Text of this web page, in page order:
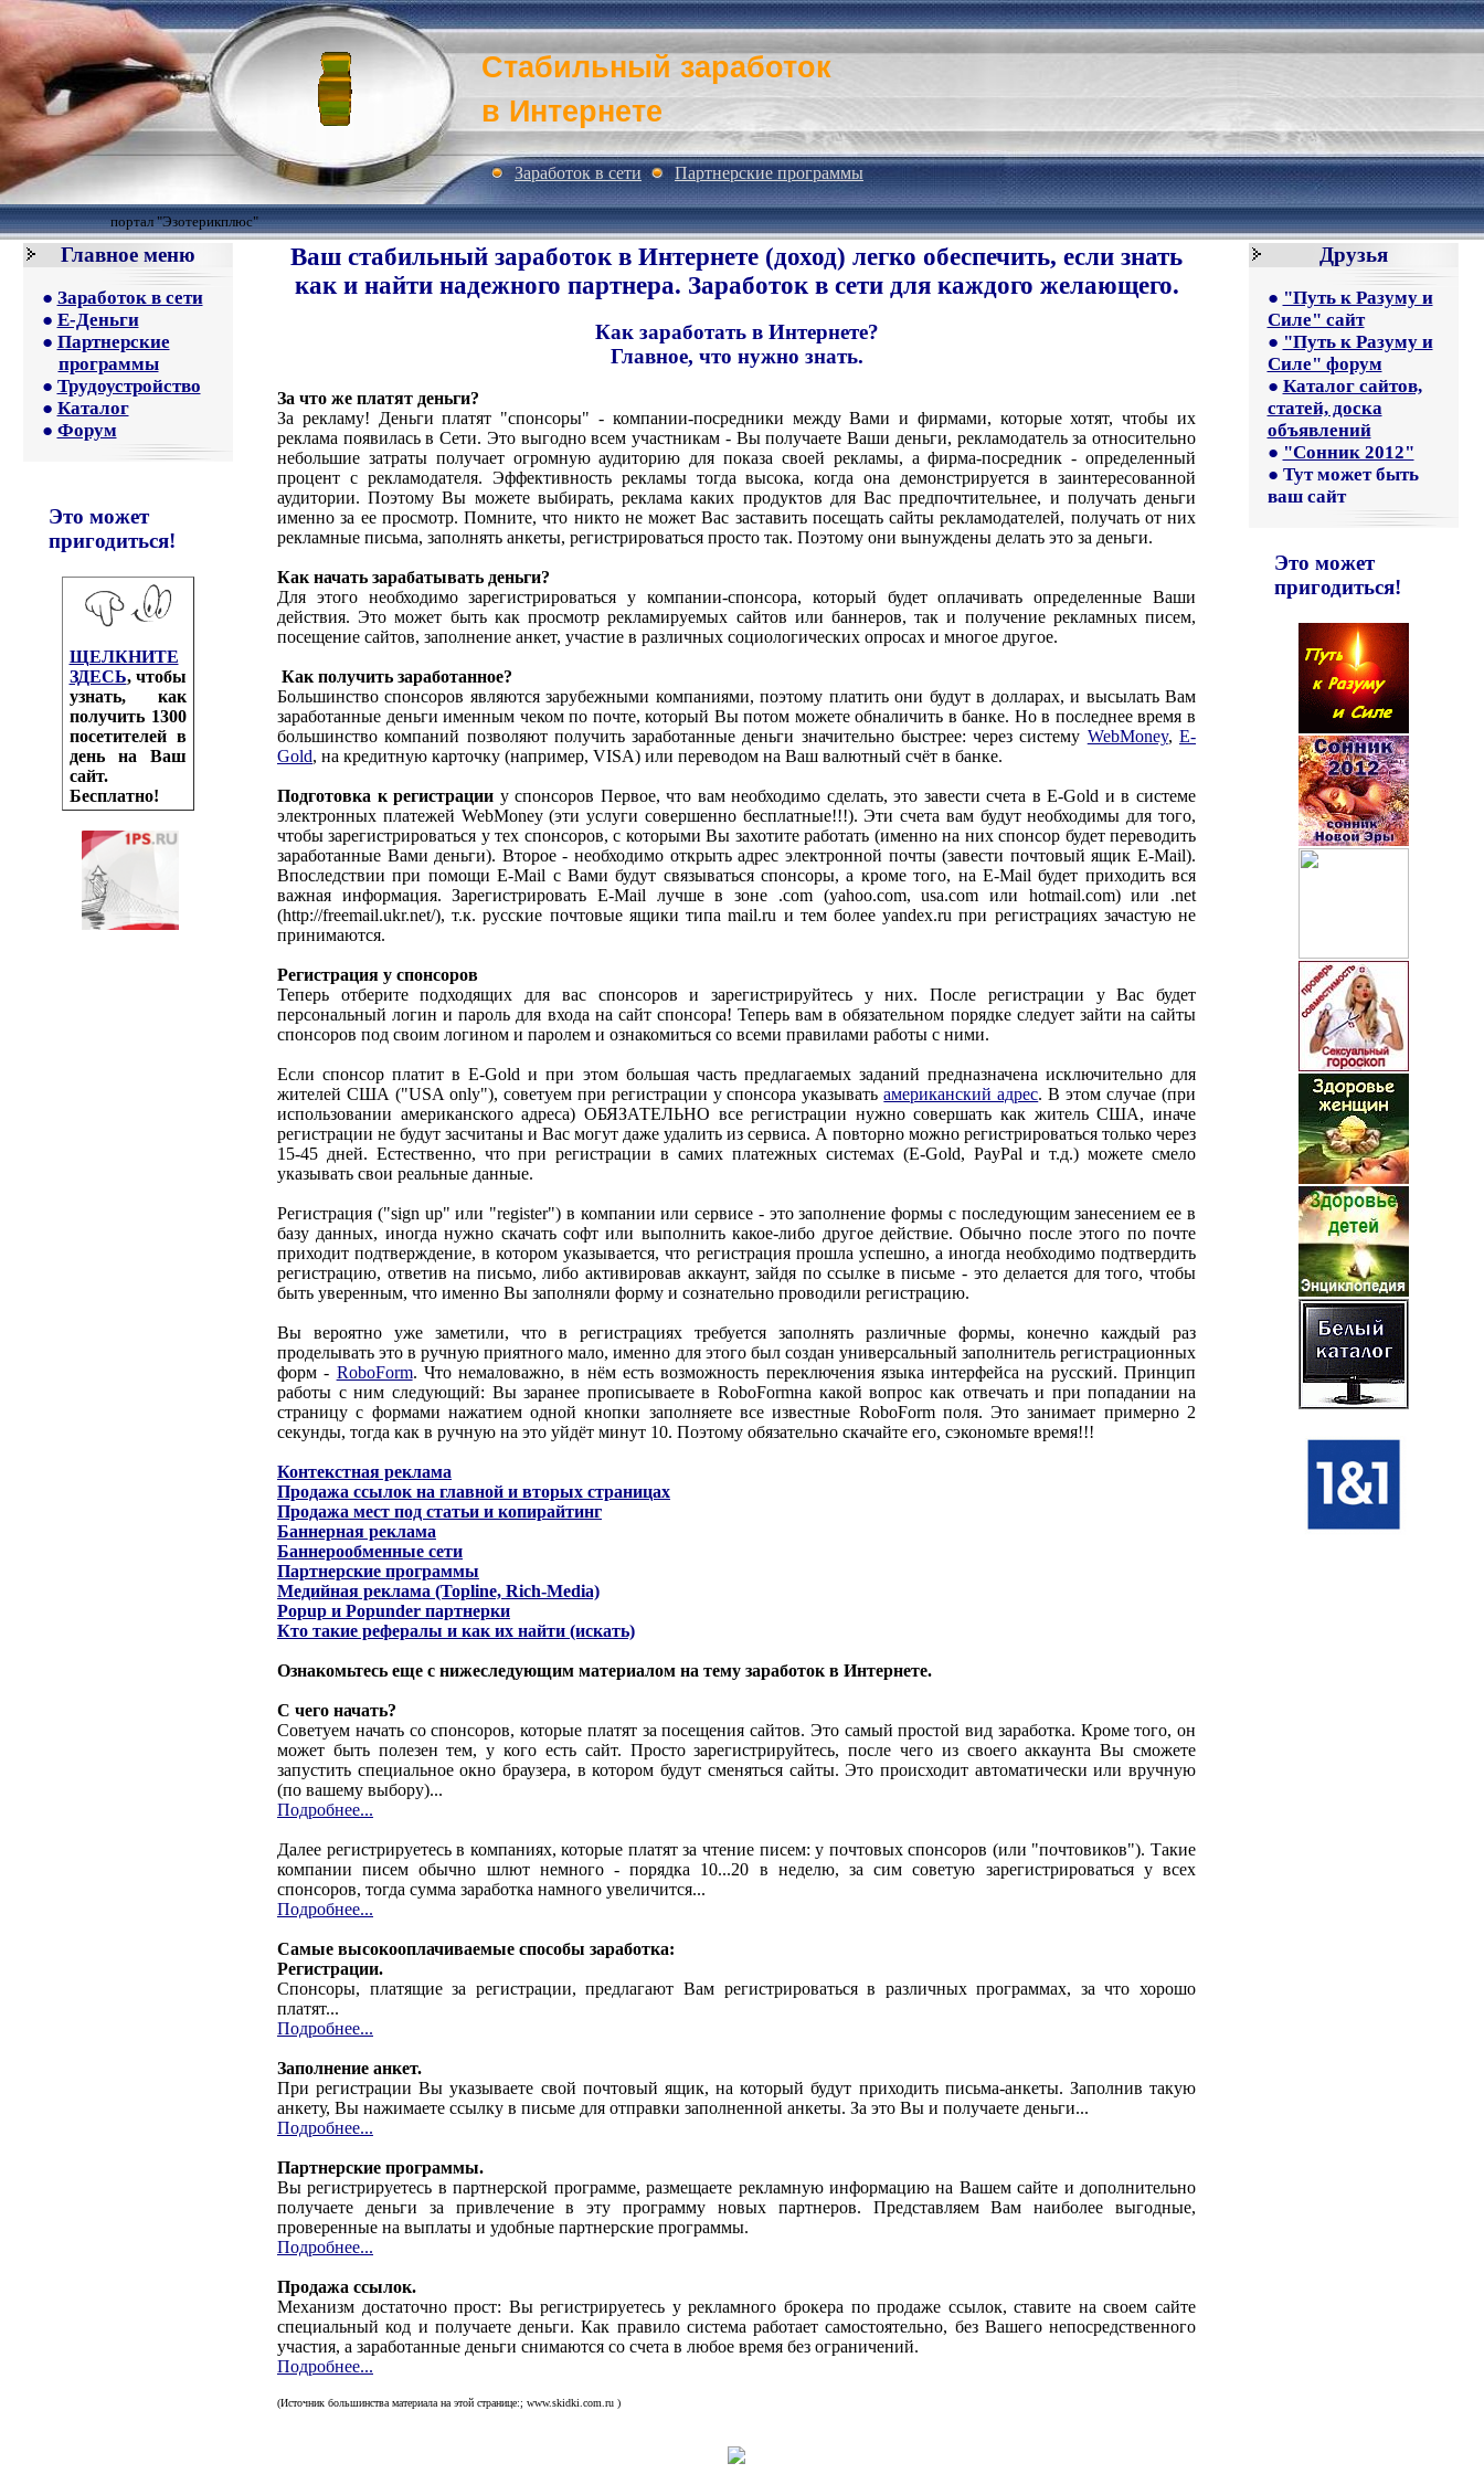
Стабильный заработок
в Интернете
Заработок в сети Партнерские программы
портал "Эзотерикплюс"
Главное меню
● Заработок в сети
● Е-Деньги
● Партнерские
программы
● Трудоустройство
● Каталог
● Форум
Это может
пригодиться!
ЩЕЛКНИТЕ
ЗДЕСЬ, чтобы
узнать, как
получить 1300
посетителей в
день на Ваш
сайт.
Бесплатно!
Ваш стабильный заработок в Интернете (доход) легко обеспечить, если знать
как и найти надежного партнера. Заработок в сети для каждого желающего.
Как заработать в Интернете?
Главное, что нужно знать.
За что же платят деньги?
За рекламу! Деньги платят "спонсоры" - компании-посредники между Вами и фирмами, которые хотят, чтобы их
реклама появилась в Сети. Это выгодно всем участникам - Вы получаете Ваши деньги, рекламодатель за относительно
небольшие затраты получает огромную аудиторию для показа своей рекламы, а фирма-посредник - определенный
процент с рекламодателя. Эффективность рекламы тогда высока, когда она демонстрируется в заинтересованной
аудитории. Поэтому Вы можете выбирать, реклама каких продуктов для Вас предпочтительнее, и получать деньги
именно за ее просмотр. Помните, что никто не может Вас заставить посещать сайты рекламодателей, получать от них
рекламные письма, заполнять анкеты, регистрироваться просто так. Поэтому они вынуждены делать это за деньги.
Как начать зарабатывать деньги?
Для этого необходимо зарегистрироваться у компании-спонсора, который будет оплачивать определенные Ваши
действия. Это может быть как просмотр рекламируемых сайтов или баннеров, так и получение рекламных писем,
посещение сайтов, заполнение анкет, участие в различных социологических опросах и многое другое.
Как получить заработанное?
Большинство спонсоров являются зарубежными компаниями, поэтому платить они будут в долларах, и высылать Вам
заработанные деньги именным чеком по почте, который Вы потом можете обналичить в банке. Но в последнее время в
большинство компаний позволяют получить заработанные деньги значительно быстрее: через систему WebMoney,E-
Gold, на кредитную карточку (например, VISA) или переводом на Ваш валютный счёт в банке.
Подготовка к регистрации у спонсоров Первое, что вам необходимо сделать, это завести счета в E-Gold и в системе
электронных платежей WebMoney (эти услуги совершенно бесплатные!!!). Эти счета вам будут необходимы для того,
чтобы зарегистрироваться у тех спонсоров, с которыми Вы захотите работать (именно на них спонсор будет переводить
заработанные Вами деньги). Второе - необходимо открыть адрес электронной почты (завести почтовый ящик E-Mail).
Впоследствии при помощи E-Mail с Вами будут связываться спонсоры, а кроме того, на E-Mail будет приходить вся
важная информация. Зарегистрировать E-Mail лучше в зоне .com (yahoo.com, usa.com или hotmail.com) или .net
(http://freemail.ukr.net/), т.к. русские почтовые ящики типа mail.ru и тем более yandex.ru при регистрациях зачастую не
принимаются.
Регистрация у спонсоров
Теперь отберите подходящих для вас спонсоров и зарегистрируйтесь у них. После регистрации у Вас будет
персональный логин и пароль для входа на сайт спонсора! Теперь вам в обязательном порядке следует зайти на сайты
спонсоров под своим логином и паролем и ознакомиться со всеми правилами работы с ними.
Если спонсор платит в E-Gold и при этом большая часть предлагаемых заданий предназначена исключительно для
жителей США ("USA only"), советуем при регистрации у спонсора указыватьамериканский адрес. В этом случае (при
использовании американского адреса) ОБЯЗАТЕЛЬНО все регистрации нужно совершать как житель США, иначе
регистрации не будут засчитаны и Вас могут даже удалить из сервиса. А повторно можно регистрироваться только через
15-45 дней. Естественно, что при регистрации в самих платежных системах (E-Gold, PayPal и т.д.) можете смело
указывать свои реальные данные.
Регистрация ("sign up" или "register") в компании или сервисе - это заполнение формы с последующим занесением ее в
базу данных, иногда нужно скачать софт или выполнить какое-либо другое действие. Обычно после этого по почте
приходит подтверждение, в котором указывается, что регистрация прошла успешно, а иногда необходимо подтвердить
регистрацию, ответив на письмо, либо активировав аккаунт, зайдя по ссылке в письме - это делается для того, чтобы
быть уверенным, что именно Вы заполняли форму и сознательно проводили регистрацию.
Вы вероятно уже заметили, что в регистрациях требуется заполнять различные формы, конечно каждый раз
проделывать это в ручную приятного мало, именно для этого был создан универсальный заполнитель регистрационных
форм - RоboForm. Что немаловажно, в нём есть возможность переключения языка интерфейса на русский. Принцип
работы с ним следующий: Вы заранее прописываете в RоboFormна какой вопрос как отвечать и при попадании на
страницу с формами нажатием одной кнопки заполняете все известные RоboForm поля. Это занимает примерно 2
секунды, тогда как в ручную на это уйдёт минут 10. Поэтому обязательно скачайте его, сэкономьте время!!!
Контекстная реклама
Продажа ссылок на главной и вторых страницах
Продажа мест под статьи и копирайтинг
Баннерная реклама
Баннерообменные сети
Партнерские программы
Медийная реклама (Topline, Rich-Media)
Popup и Popunder партнерки
Кто такие рефералы и как их найти (искать)
Ознакомьтесь еще с нижеследующим материалом на тему заработок в Интернете.
С чего начать?
Советуем начать со спонсоров, которые платят за посещения сайтов. Это самый простой вид заработка. Кроме того, он
может быть полезен тем, у кого есть сайт. Просто зарегистрируйтесь, после чего из своего аккаунта Вы сможете
запустить специальное окно браузера, в котором будут сменяться сайты. Это происходит автоматически или вручную
(по вашему выбору)...
Подробнее...
Далее регистрируетесь в компаниях, которые платят за чтение писем: у почтовых спонсоров (или "почтовиков"). Такие
компании писем обычно шлют немного - порядка 10...20 в неделю, за сим советую зарегистрироваться у всех
спонсоров, тогда сумма заработка намного увеличится...
Подробнее...
Самые высокооплачиваемые способы заработка:
Регистрации.
Спонсоры, платящие за регистрации, предлагают Вам регистрироваться в различных программах, за что хорошо
платят...
Подробнее...
Заполнение анкет.
При регистрации Вы указываете свой почтовый ящик, на который будут приходить письма-анкеты. Заполнив такую
анкету, Вы нажимаете ссылку в письме для отправки заполненной анкеты. За это Вы и получаете деньги...
Подробнее...
Партнерские программы.
Вы регистрируетесь в партнерской программе, размещаете рекламную информацию на Вашем сайте и дополнительно
получаете деньги за привлечение в эту программу новых партнеров. Представляем Вам наиболее выгодные,
проверенные на выплаты и удобные партнерские программы.
Подробнее...
Продажа ссылок.
Механизм достаточно прост: Вы регистрируетесь у рекламного брокера по продаже ссылок, ставите на своем сайте
специальный код и получаете деньги. Как правило система работает самостоятельно, без Вашего непосредственного
участия, а заработанные деньги снимаются со счета в любое время без ограничений.
Подробнее...
(Источник большинства материала на этой странице:; www.skidki.com.ru )
Друзья
● "Путь к Разуму и
Силе" сайт
● "Путь к Разуму и
Силе" форум
● Каталог сайтов,
статей, доска
объявлений
● "Сонник 2012"
● Тут может быть
ваш сайт
Это может
пригодиться!